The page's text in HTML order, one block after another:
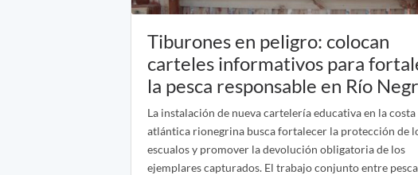
Tiburones en peligro: colocan
carteles informativos para
la pesca responsable en Río
La instalación de nueva cartelería educativa en la costa
atlántica rionegrina busca fortalecer la protección de
escualos y promover la devolución obligatoria de los
ejemplares capturados. El trabajo conjunto entre